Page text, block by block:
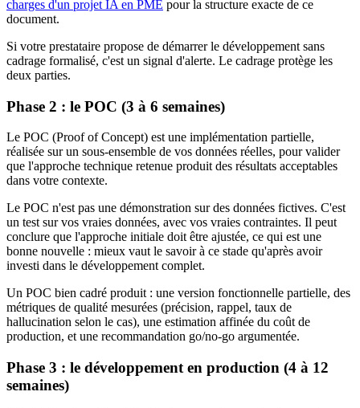
charges d'un projet IA en PME pour la structure exacte de ce
document.
Si votre prestataire propose de démarrer le développement sans
cadrage formalisé, c'est un signal d'alerte. Le cadrage protège les
deux parties.
Phase 2 : le POC (3 à 6 semaines)
Le POC (Proof of Concept) est une implémentation partielle,
réalisée sur un sous-ensemble de vos données réelles, pour valider
que l'approche technique retenue produit des résultats acceptables
dans votre contexte.
Le POC n'est pas une démonstration sur des données fictives. C'est
un test sur vos vraies données, avec vos vraies contraintes. Il peut
conclure que l'approche initiale doit être ajustée, ce qui est une
bonne nouvelle : mieux vaut le savoir à ce stade qu'après avoir
investi dans le développement complet.
Un POC bien cadré produit : une version fonctionnelle partielle, des
métriques de qualité mesurées (précision, rappel, taux de
hallucination selon le cas), une estimation affinée du coût de
production, et une recommandation go/no-go argumentée.
Phase 3 : le développement en production (4 à 12
semaines)